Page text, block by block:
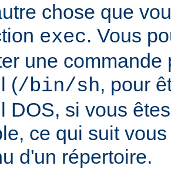
chose que
exec. Vous
une commande
(/bin/sh, pour
DOS, si vous
ce qui suit
d'un répertoire.